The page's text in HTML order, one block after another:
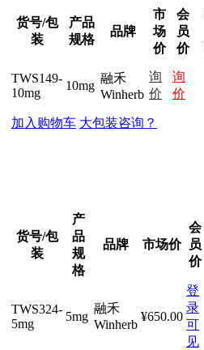
货号/包
装
产品
规格
品牌
市
场
价
会
员
价
TWS149-
10mg
10mg
融禾
Winherb
询
价
询
价
加入购物车 大包装咨询？
货号/包
装
产
品
规
格
品牌 市场价
会
员
价
TWS324-
5mg
5mg
融禾
Winherb
¥650.00
登
录
可
见